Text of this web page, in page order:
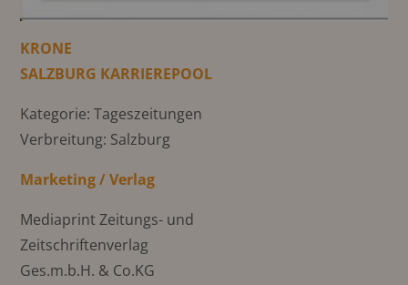
KRONE
SALZBURG KARRIEREPOOL
Kategorie: Tageszeitungen
Verbreitung: Salzburg
Marketing / Verlag
Mediaprint Zeitungs- und
Zeitschriftenverlag
Ges.m.b.H. & Co.KG